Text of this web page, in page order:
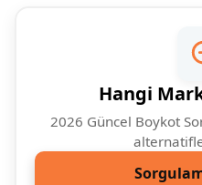
Hangi
2026 Güncel Boykot